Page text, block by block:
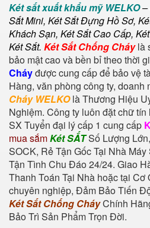
Két sắt xuất khẩu mỹ WELKO–
Sắt Mini, Két Sắt Đựng Hồ Sơ,
Khách Sạn, Két Sắt Cao Cấp,
Két Sắt. Két Sắt Chống Cháylà
bảo mật cao và bền bỉ theo thời
Cháyđược cung cấp để bảo vệ
Hàng, văn phòng công ty, doanh
Cháy WELKOlà Thương Hiệu
Nghiệm. Công ty luôn đặt chữ
SX Tuyển đại lý cấp 1 cung cấp
mua sắmKét SẮTSố Lượng
SOCK, Rẻ Tận Gốc Tại Nhà
Tận Tình Chu Đáo 24/24. Giao
Thanh Toán Tại Nhà hoặc tại Cơ
chuyên nghiệp, Đảm Bảo Tiến
Két Sắt Chống CháyChính
Bảo Trì Sản Phẩm Trọn Đời.